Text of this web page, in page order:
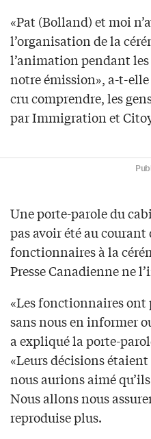
«Pat (Bolland) et moi
l’organisation de la
l’animation pendant
notre émission», a-t-elle
cru comprendre, les
par Immigration et
Une porte-parole du
pas avoir été au courant
fonctionnaires à la
Presse Canadienne ne
«Les fonctionnaires ont
sans nous en informer
a expliqué la porte-
«Leurs décisions
nous aurions aimé
Nous allons nous
reproduise plus.